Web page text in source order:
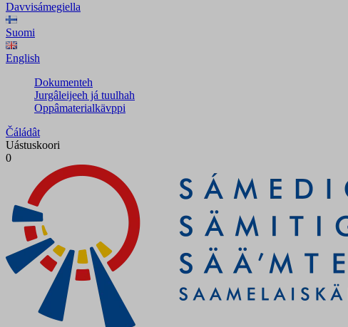
Davvisámegiella
Suomi
English
Dokumenteh
Jurgâleijeeh já tuulhah
Oppâmaterialkävppi
Čáládât
Uástuskoori
0